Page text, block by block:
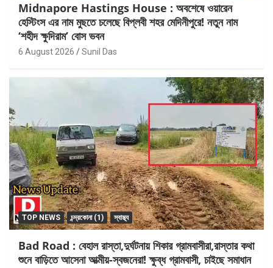
Midnapore Hastings House : অবশেষে ওয়ারেন
হেস্টিংস এর নাম মুছতে চলেছে বিপ্লবী শহর মেদিনীপুরে! নতুন নাম
‘শহীদ ক্ষুদিরাম’ বোস ভবন
6 August 2026 Sunil Das
TOP NEWS চন্দ্রকোনা (1) স্বাস্থ্য
Bad Road : বেহাল রাস্তা,দুর্ঘটনায় শিকার গ্রামবাসীরা,রাস্তার কথা
শুনে বাড়িতে আসেনা আত্মীয়-স্বজনেরা! ক্ষুব্ধ গ্রামবাসী, চাইছে সমাধান